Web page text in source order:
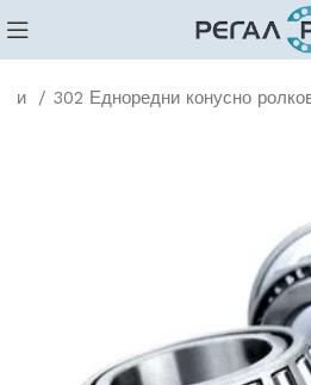
302 Едноредни конусно